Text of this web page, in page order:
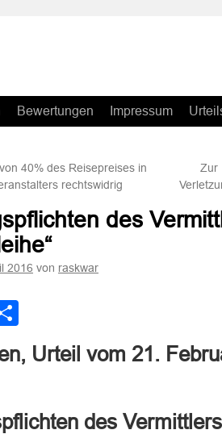
Bewertungen Impressum
40% des Reisepreises in
rechtswidrig
Zur
des
2016 von raskwar
Urteil vom 21.
des